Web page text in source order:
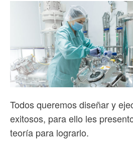
Todos queremos diseñar y
exitosos, para ello les
teoría para lograrlo.